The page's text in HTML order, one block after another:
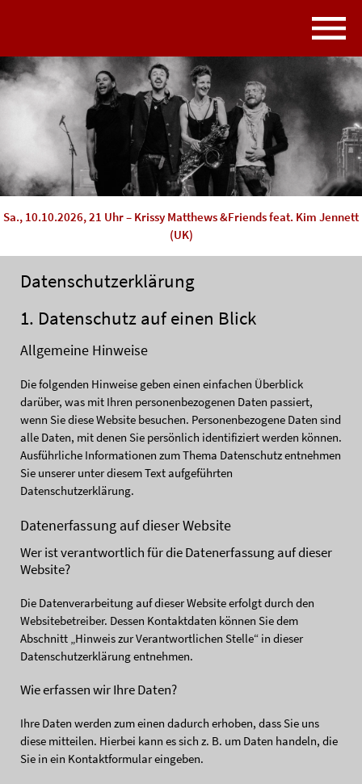
Sa., 10.10.2026, 21 Uhr – Krissy Matthews &Friends feat. Kim Jennett
(UK)
Datenschutzerklärung
1. Datenschutz auf einen Blick
Allgemeine Hinweise
Die folgenden Hinweise geben einen einfachen Überblick
darüber, was mit Ihren personenbezogenen Daten passiert,
wenn Sie diese Website besuchen. Personenbezogene Daten sind
alle Daten, mit denen Sie persönlich identifiziert werden können.
Ausführliche Informationen zum Thema Datenschutz entnehmen
Sie unserer unter diesem Text aufgeführten
Datenschutzerklärung.
Datenerfassung auf dieser Website
Wer ist verantwortlich für die Datenerfassung auf dieser
Website?
Die Datenverarbeitung auf dieser Website erfolgt durch den
Websitebetreiber. Dessen Kontaktdaten können Sie dem
Abschnitt „Hinweis zur Verantwortlichen Stelle“ in dieser
Datenschutzerklärung entnehmen.
Wie erfassen wir Ihre Daten?
Ihre Daten werden zum einen dadurch erhoben, dass Sie uns
diese mitteilen. Hierbei kann es sich z. B. um Daten handeln, die
Sie in ein Kontaktformular eingeben.